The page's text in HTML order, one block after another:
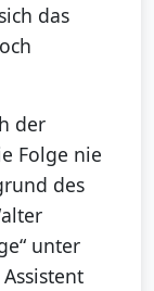
das
der
Folge nie
des
unter